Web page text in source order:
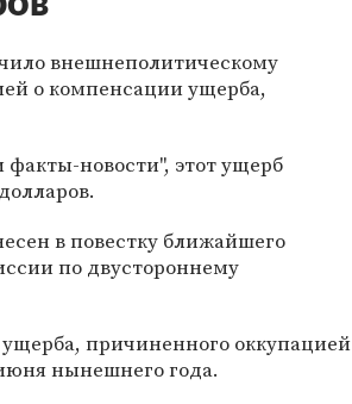
внешнеполитическому
о компенсации ущерба,
факты-новости", этот ущерб
в повестку ближайшего
по двустороннему
причиненного оккупацией
нынешнего года.